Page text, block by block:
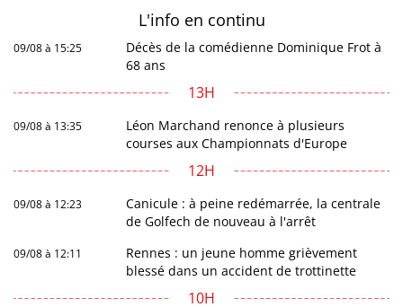
L'info en continu
09/08 à 15:25
Décès de la comédienne Dominique Frot à
68 ans
13H
09/08 à 13:35
Léon Marchand renonce à plusieurs
courses aux Championnats d'Europe
12H
09/08 à 12:23
Canicule : à peine redémarrée, la centrale
de Golfech de nouveau à l'arrêt
09/08 à 12:11
Rennes : un jeune homme grièvement
blessé dans un accident de trottinette
10H